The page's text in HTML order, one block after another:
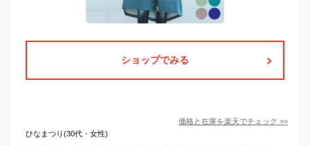
ショップでみる
価格と在庫を楽天でチェック >>
ひなまつり(30代・女性)